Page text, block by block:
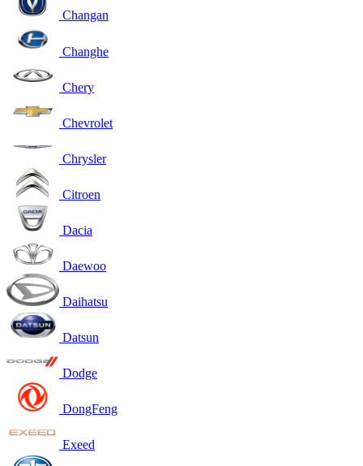
Changan
Changhe
Chery
Chevrolet
Chrysler
Citroen
Dacia
Daewoo
Daihatsu
Datsun
Dodge
DongFeng
Exeed